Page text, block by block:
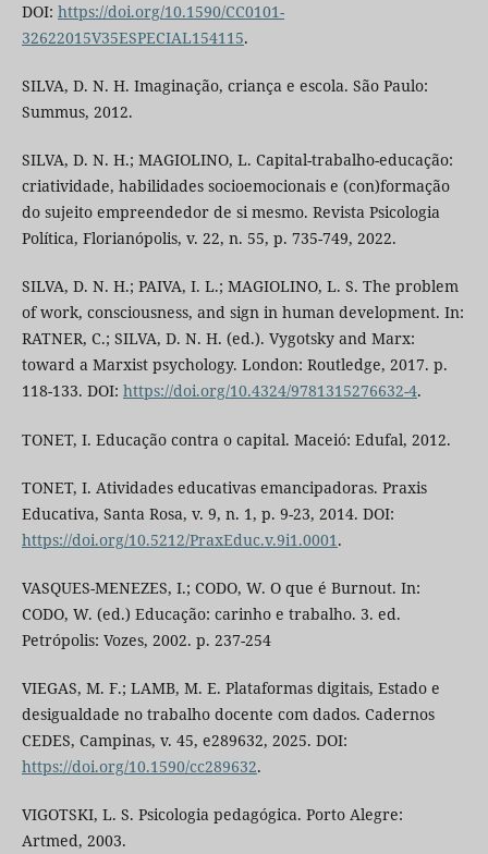
DOI: https://doi.org/10.1590/CC0101-
32622015V35ESPECIAL154115.
SILVA, D. N. H. Imaginação, criança e escola. São Paulo:
Summus, 2012.
SILVA, D. N. H.; MAGIOLINO, L. Capital-trabalho-educação:
criatividade, habilidades socioemocionais e (con)formação
do sujeito empreendedor de si mesmo. Revista Psicologia
Política, Florianópolis, v. 22, n. 55, p. 735-749, 2022.
SILVA, D. N. H.; PAIVA, I. L.; MAGIOLINO, L. S. The problem
of work, consciousness, and sign in human development. In:
RATNER, C.; SILVA, D. N. H. (ed.). Vygotsky and Marx:
toward a Marxist psychology. London: Routledge, 2017. p.
118-133. DOI: https://doi.org/10.4324/9781315276632-4.
TONET, I. Educação contra o capital. Maceió: Edufal, 2012.
TONET, I. Atividades educativas emancipadoras. Praxis
Educativa, Santa Rosa, v. 9, n. 1, p. 9-23, 2014. DOI:
https://doi.org/10.5212/PraxEduc.v.9i1.0001 .
VASQUES-MENEZES, I.; CODO, W. O que é Burnout. In:
CODO, W. (ed.) Educação: carinho e trabalho. 3. ed.
Petrópolis: Vozes, 2002. p. 237-254
VIEGAS, M. F.; LAMB, M. E. Plataformas digitais, Estado e
desigualdade no trabalho docente com dados. Cadernos
CEDES, Campinas, v. 45, e289632, 2025. DOI:
https://doi.org/10.1590/cc289632.
VIGOTSKI, L. S. Psicologia pedagógica. Porto Alegre:
Artmed, 2003.